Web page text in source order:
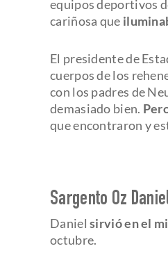
equipos deportivos
cariñosa que
El presidente de
cuerpos de los
con los padres de
demasiado bien.
que encontraron y
Sargento Oz
Daniel sirvió en el
octubre.